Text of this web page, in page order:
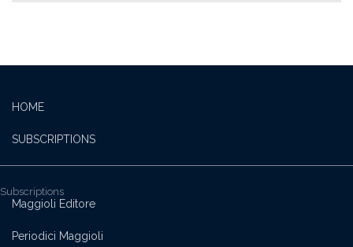
HOME
SUBSCRIPTIONS
Subscriptions
Maggioli Editore
Periodici Maggioli